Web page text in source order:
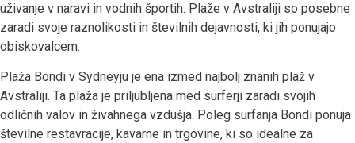
uživanje v naravi in vodnih športih. Plaže v Avstraliji so posebne
zaradi svoje raznolikosti in številnih dejavnosti, ki jih ponujajo
obiskovalcem.
Plaža Bondi v Sydneyju je ena izmed najbolj znanih plaž v
Avstraliji. Ta plaža je priljubljena med surferji zaradi svojih
odličnih valov in živahnega vzdušja. Poleg surfanja Bondi ponuja
številne restavracije, kavarne in trgovine, ki so idealne za